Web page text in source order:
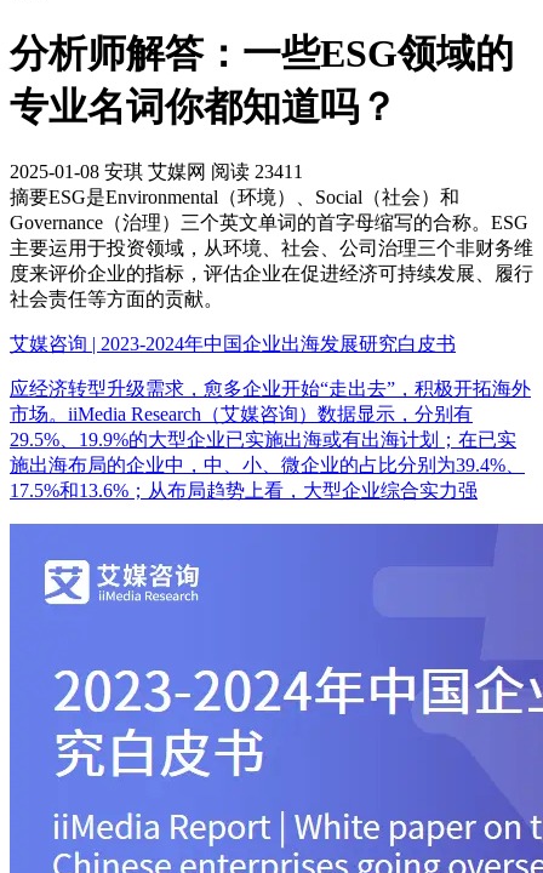
分析师解答：一些ESG领域的
专业名词你都知道吗？
2025-01-08 安琪 艾媒网 阅读 23411
摘要ESG是Environmental（环境）、Social（社会）和
Governance（治理）三个英文单词的首字母缩写的合称。ESG
主要运用于投资领域，从环境、社会、公司治理三个非财务维
度来评价企业的指标，评估企业在促进经济可持续发展、履行
社会责任等方面的贡献。
艾媒咨询 | 2023-2024年中国企业出海发展研究白皮书
应经济转型升级需求，愈多企业开始“走出去”，积极开拓海外
市场。iiMedia Research（艾媒咨询）数据显示，分别有
29.5%、19.9%的大型企业已实施出海或有出海计划；在已实
施出海布局的企业中，中、小、微企业的占比分别为39.4%、
17.5%和13.6%；从布局趋势上看，大型企业综合实力强